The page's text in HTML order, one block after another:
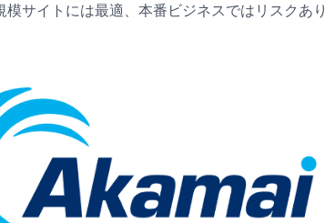
模サイトには最適、本番ビジネスではリスクあり